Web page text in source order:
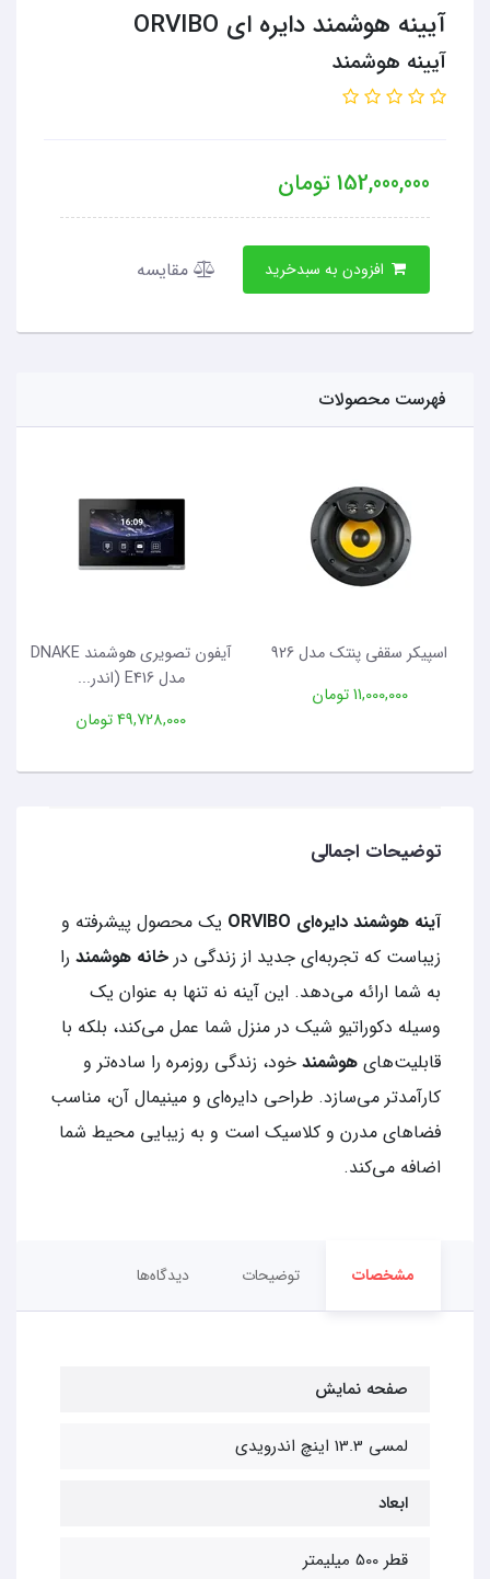
آیینه هوشمند دایره ای ORVIBO
آیینه هوشمند
152,000,000تومان
مقایسه
فهرست محصولات
اسپیکر سقفی پنتک مدل 926
11,000,000 تومان
آیفون تصویری هوشمند DNAKE
مدل E416 (اندر...
49,728,000 تومان
توضیحات اجمالی
آینه هوشمند دایره‌ای ORVIBO
یک محصول پیشرفته و
زیباست که تجربه‌ای جدید از زندگی در خانه هوشمند را
به شما ارائه می‌دهد. این آینه نه تنها به عنوان یک
وسیله دکوراتیو شیک در منزل شما عمل می‌کند، بلکه با
قابلیت‌های هوشمند خود، زندگی روزمره را ساده‌تر و
کارآمدتر می‌سازد. طراحی دایره‌ای و مینیمال آن، مناسب
فضاهای مدرن و کلاسیک است و به زیبایی محیط شما
اضافه می‌کند.
مشخصات توضیحات دیدگاه‌ها
صفحه نمایش
لمسی 13.3 اینچ اندرویدی
ابعاد
قطر 500 میلیمتر